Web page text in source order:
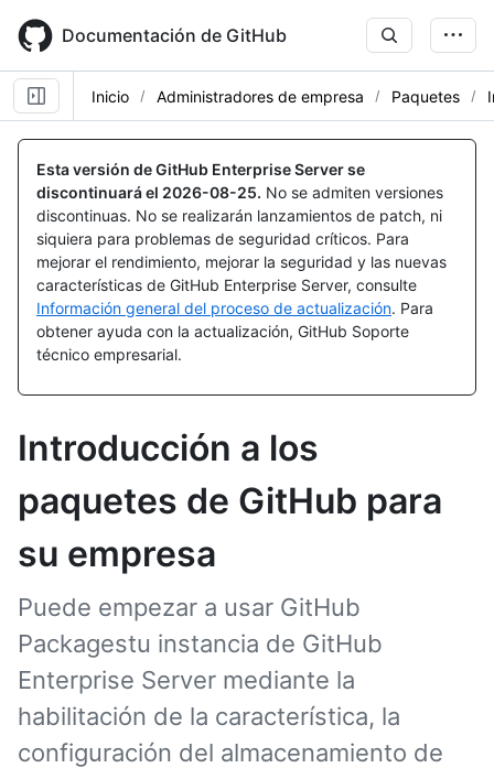
main
content
Documentación de GitHub
Inicio Administradores de empresa Paquetes
Esta versión de GitHub Enterprise Server se
discontinuará el 2026-08-25. No se admiten versiones
discontinuas. No se realizarán lanzamientos de patch, ni
siquiera para problemas de seguridad críticos. Para
mejorar el rendimiento, mejorar la seguridad y las nuevas
características de GitHub Enterprise Server, consulte
Información general del proceso de actualización. Para
obtener ayuda con la actualización, GitHub Soporte
técnico empresarial.
Introducción a los
paquetes de GitHub para
su empresa
Puede empezar a usar GitHub
Packagestu instancia de GitHub
Enterprise Server mediante la
habilitación de la característica, la
configuración del almacenamiento de